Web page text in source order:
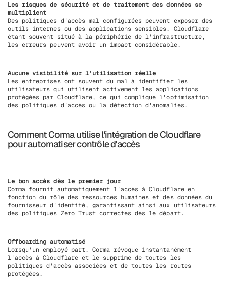
Les risques de sécurité et de traitement des données se
multiplient
Des politiques d'accès mal configurées peuvent exposer des
outils internes ou des applications sensibles. Cloudflare
étant souvent situé à la périphérie de l'infrastructure,
les erreurs peuvent avoir un impact considérable.
Aucune visibilité sur l'utilisation réelle
Les entreprises ont souvent du mal à identifier les
utilisateurs qui utilisent activement les applications
protégées par Cloudflare, ce qui complique l'optimisation
des politiques d'accès ou la détection d'anomalies.
Comment Corma utilise l'intégration de Cloudflare
pour automatisercontrôle d'accès
Le bon accès dès le premier jour
Corma fournit automatiquement l'accès à Cloudflare en
fonction du rôle des ressources humaines et des données du
fournisseur d'identité, garantissant ainsi aux utilisateurs
des politiques Zero Trust correctes dès le départ.
Offboarding automatisé
Lorsqu'un employé part, Corma révoque instantanément
l'accès à Cloudflare et le supprime de toutes les
politiques d'accès associées et de toutes les routes
protégées.